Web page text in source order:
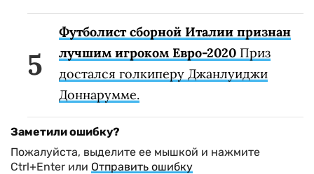
Футболист сборной Италии признан
лучшим игроком Евро-2020 Приз
достался голкиперу Джанлуиджи
Доннарумме.
Заметили ошибку?
Пожалуйста, выделите ее мышкой и нажмите
Ctrl+Enter или Отправить ошибку